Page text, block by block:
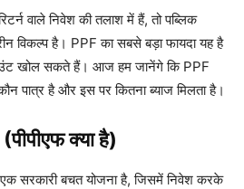
वाले निवेश की तलाश में हैं, तो पब्लिक
विकल्प है। PPF का सबसे बड़ा फायदा यह है
खोल सकते हैं। आज हम जानेंगे कि PPF
पात्र है और इस पर कितना ब्याज मिलता है।
क्या है)
एक सरकारी बचत योजना है, जिसमें निवेश करके